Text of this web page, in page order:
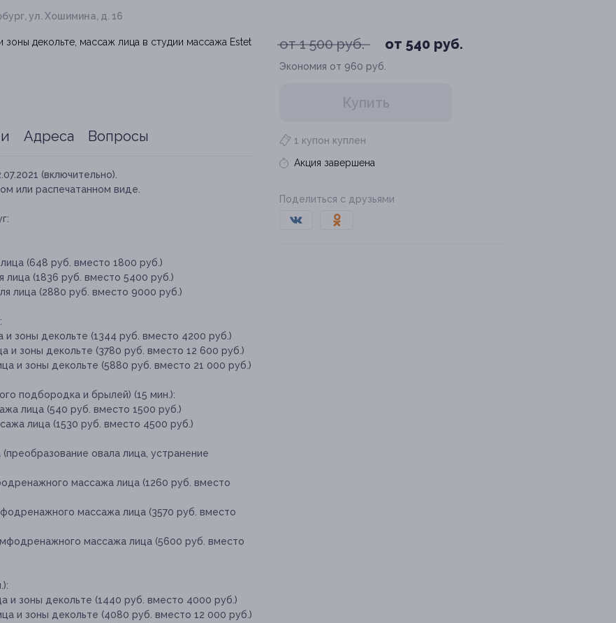
ул. Хошимина, д. 16
от 1 500 руб. от 540 руб.
Экономия от 960 руб.
Купить
1 купон куплен
Акция завершена
Поделиться с друзьями
Адреса Вопросы
(включительно).
или распечатанном виде.
(648 руб. вместо 1800 руб.)
лица (1836 руб. вместо 5400 руб.)
лица (2880 руб. вместо 9000 руб.)
и зоны декольте (1344 руб. вместо 4200 руб.)
и зоны декольте (3780 руб. вместо 12 600 руб.)
и зоны декольте (5880 руб. вместо 21 000 руб.)
подбородка и брылей) (15 мин.):
лица (540 руб. вместо 1500 руб.)
лица (1530 руб. вместо 4500 руб.)
овала лица, устранение
массажа лица (1260 руб. вместо
массажа лица (3570 руб. вместо
массажа лица (5600 руб. вместо
и зоны декольте (1440 руб. вместо 4000 руб.)
и зоны декольте (4080 руб. вместо 12 000 руб.)